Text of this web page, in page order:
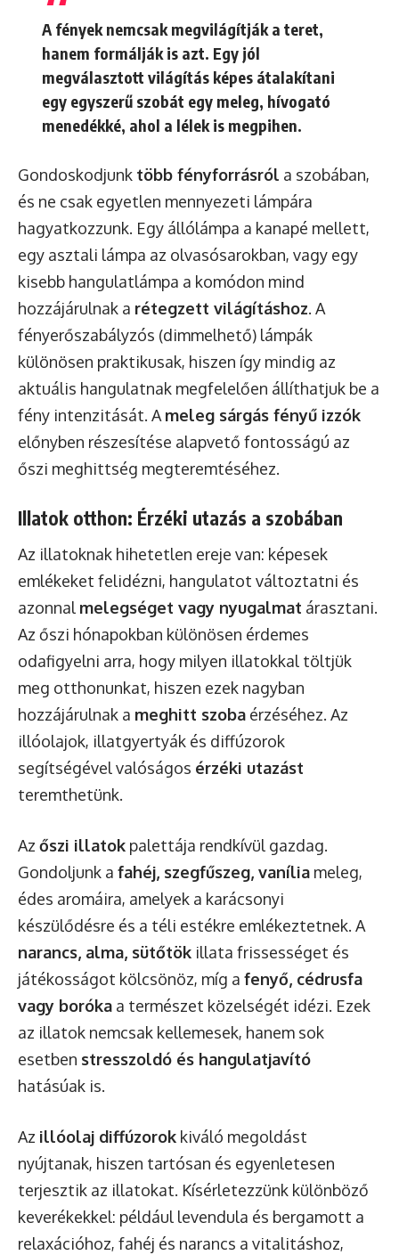
A fények nemcsak megvilágítják a teret,
hanem formálják is azt. Egy jól
megválasztott világítás képes átalakítani
egy egyszerű szobát egy meleg, hívogató
menedékké, ahol a lélek is megpihen.
Gondoskodjunk több fényforrásról a szobában,
és ne csak egyetlen mennyezeti lámpára
hagyatkozzunk. Egy állólámpa a kanapé mellett,
egy asztali lámpa az olvasósarokban, vagy egy
kisebb hangulatlámpa a komódon mind
hozzájárulnak a rétegzett világításhoz. A
fényerőszabályzós (dimmelhető) lámpák
különösen praktikusak, hiszen így mindig az
aktuális hangulatnak megfelelően állíthatjuk be a
fény intenzitását. A meleg sárgás fényű izzók
előnyben részesítése alapvető fontosságú az
őszi meghittség megteremtéséhez.
Illatok otthon: Érzéki utazás a szobában
Az illatoknak hihetetlen ereje van: képesek
emlékeket felidézni, hangulatot változtatni és
azonnal melegséget vagy nyugalmat árasztani.
Az őszi hónapokban különösen érdemes
odafigyelni arra, hogy milyen illatokkal töltjük
meg otthonunkat, hiszen ezek nagyban
hozzájárulnak a meghitt szoba érzéséhez. Az
illóolajok, illatgyertyák és diffúzorok
segítségével valóságos érzéki utazást
teremthetünk.
Az őszi illatok palettája rendkívül gazdag.
Gondoljunk a fahéj, szegfűszeg, vanília meleg,
édes aromáira, amelyek a karácsonyi
készülődésre és a téli estékre emlékeztetnek. A
narancs, alma, sütőtök illata frissességet és
játékosságot kölcsönöz, míg a fenyő, cédrusfa
vagy boróka a természet közelségét idézi. Ezek
az illatok nemcsak kellemesek, hanem sok
esetben stresszoldó és hangulatjavító
hatásúak is.
Az illóolaj diffúzorok kiváló megoldást
nyújtanak, hiszen tartósan és egyenletesen
terjesztik az illatokat. Kísérletezzünk különböző
keverékekkel: például levendula és bergamott a
relaxációhoz, fahéj és narancs a vitalitáshoz,